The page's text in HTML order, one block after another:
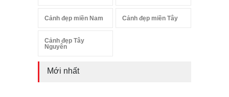
Cảnh đẹp miền Nam Cảnh đẹp miền Tây
Cảnh đẹp Tây
Nguyên
Mới nhất